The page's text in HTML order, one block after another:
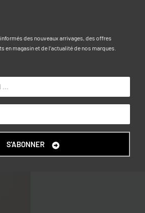
Beige clair
des nouveaux arrivages, des offres
en magasin et de l’actualité de nos marques.
S'ABONNER